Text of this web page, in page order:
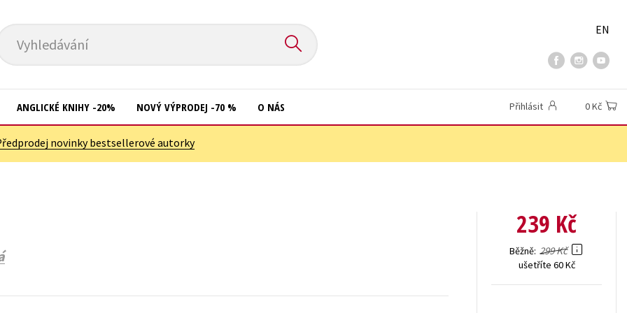
Vyhledávání
EN
ANGLICKÉ KNIHY -20% NOVÝ VÝPRODEJ -70 % O NÁS Přihlásit 0 Kč
novinky bestsellerové autorky
239 Kč
Běžně 299 Kč
ušetříte 60 Kč